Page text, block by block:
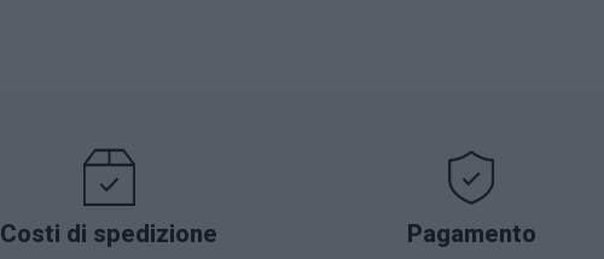
Costi di spedizione Pagamento